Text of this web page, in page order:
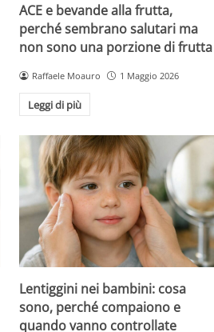
ACE e bevande alla frutta,
perché sembrano salutari ma
non sono una porzione di frutta
Raffaele Moauro 1 Maggio 2026
Leggi di più
Lentiggini nei bambini: cosa
sono, perché compaiono e
quando vanno controllate